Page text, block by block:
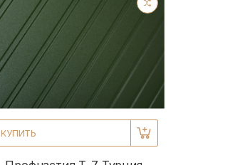
КУПИТЬ